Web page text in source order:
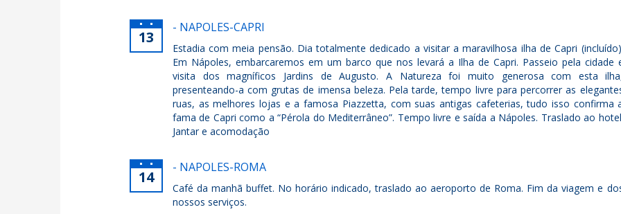
13
- NAPOLES-CAPRI
Estadia com meia pensão. Dia totalmente dedicado a visitar a maravilhosa ilha de Capri
Em Nápoles, embarcaremos em um barco que nos levará a Ilha de Capri. Passeio pela cidade
visita dos magníficos Jardins de Augusto. A Natureza foi muito generosa com esta
presenteando-a com grutas de imensa beleza. Pela tarde, tempo livre para percorrer as
ruas, as melhores lojas e a famosa Piazzetta, com suas antigas cafeterias, tudo isso confirma
fama de Capri como a “Pérola do Mediterrâneo”. Tempo livre e saída a Nápoles. Traslado ao
Jantar e acomodação
14
- NAPOLES-ROMA
Café da manhã buffet. No horário indicado, traslado ao aeroporto de Roma. Fim da viagem e
nossos serviços.